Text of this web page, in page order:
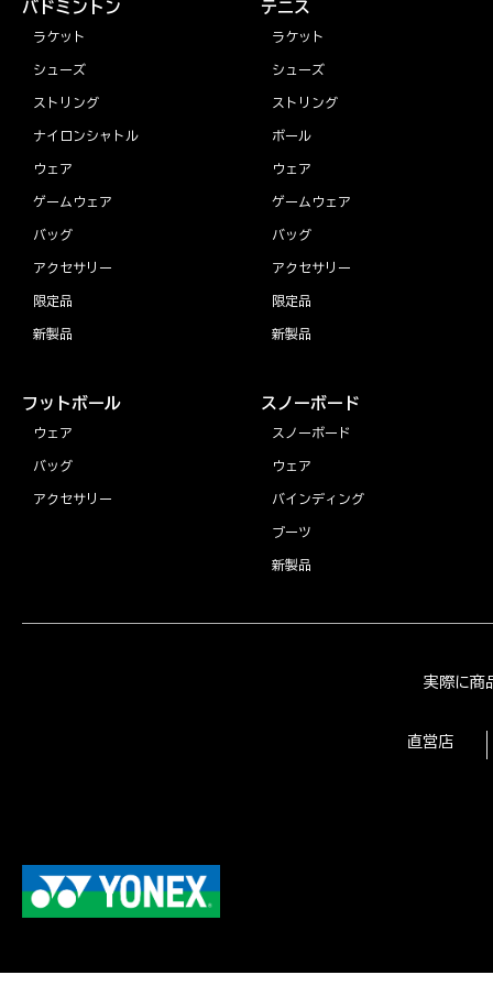
バドミントン
ラケット
シューズ
ストリング
ナイロンシャトル
ウェア
ゲームウェア
バッグ
アクセサリー
限定品
新製品
テニス
ラケット
シューズ
ストリング
ボール
ウェア
ゲームウェア
バッグ
アクセサリー
限定品
新製品
フットボール
ウェア
バッグ
アクセサリー
スノーボード
スノーボード
ウェア
バインディング
ブーツ
新製品
実際に商
直営店